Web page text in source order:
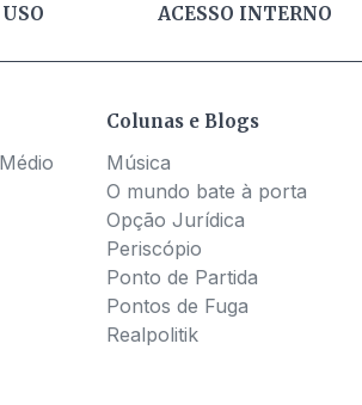
ACESSO INTERNO
Colunas e Blogs
Música
O mundo bate à porta
Opção Jurídica
Periscópio
Ponto de Partida
Pontos de Fuga
Realpolitik